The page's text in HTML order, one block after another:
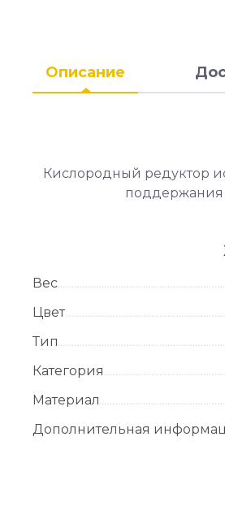
Описание
Кислородный редуктор
поддержания
Вес
Цвет
Тип
Категория
Материал
Дополнительная